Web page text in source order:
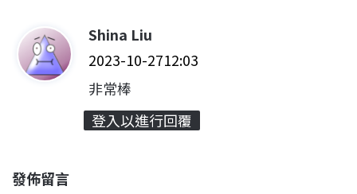
Shina Liu
示
2023-10-2712:03
非常棒
登入以進行回覆
發佈留言